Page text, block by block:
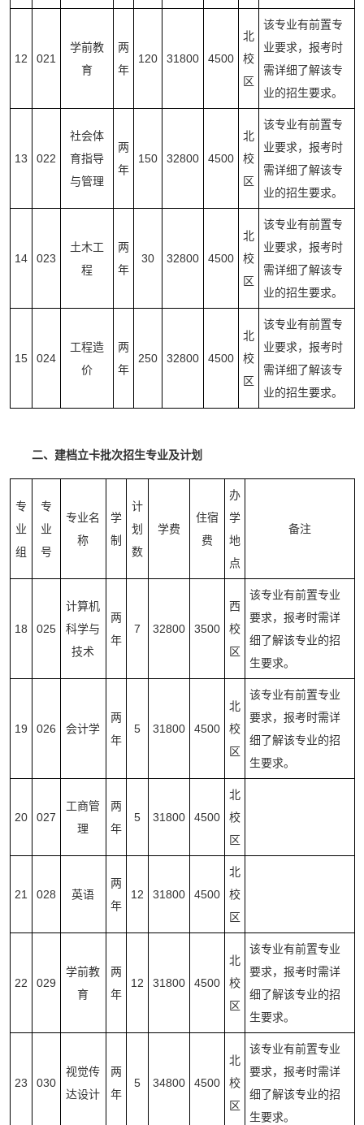
12 021
学前教
育
两
年
120 31800 4500
北
校
区
该专业有前置专
业要求，报考时
需详细了解该专
业的招生要求。
13 022
社会体
育指导
与管理
两
年
150 32800 4500
北
校
区
该专业有前置专
业要求，报考时
需详细了解该专
业的招生要求。
14 023
土木工
程
两
年
30 32800 4500
北
校
区
该专业有前置专
业要求，报考时
需详细了解该专
业的招生要求。
15 024
工程造
价
两
年
250 32800 4500
北
校
区
该专业有前置专
业要求，报考时
需详细了解该专
业的招生要求。
二、建档立卡批次招生专业及计划
专
业
组
专
业
号
专业名
称
学
制
计
划
数
学费
住宿
费
办
学
地
点
备注
18 025
计算机
科学与
技术
两
年
7 32800 3500
西
校
区
该专业有前置专业
要求，报考时需详
细了解该专业的招
生要求。
19 026 会计学
两
年
5 31800 4500
北
校
区
该专业有前置专业
要求，报考时需详
细了解该专业的招
生要求。
20 027
工商管
理
两
年
5 31800 4500
北
校
区
21 028 英语
两
年
12 31800 4500
北
校
区
22 029
学前教
育
两
年
12 31800 4500
北
校
区
该专业有前置专业
要求，报考时需详
细了解该专业的招
生要求。
23 030
视觉传
达设计
两
年
5 34800 4500
北
校
区
该专业有前置专业
要求，报考时需详
细了解该专业的招
生要求。